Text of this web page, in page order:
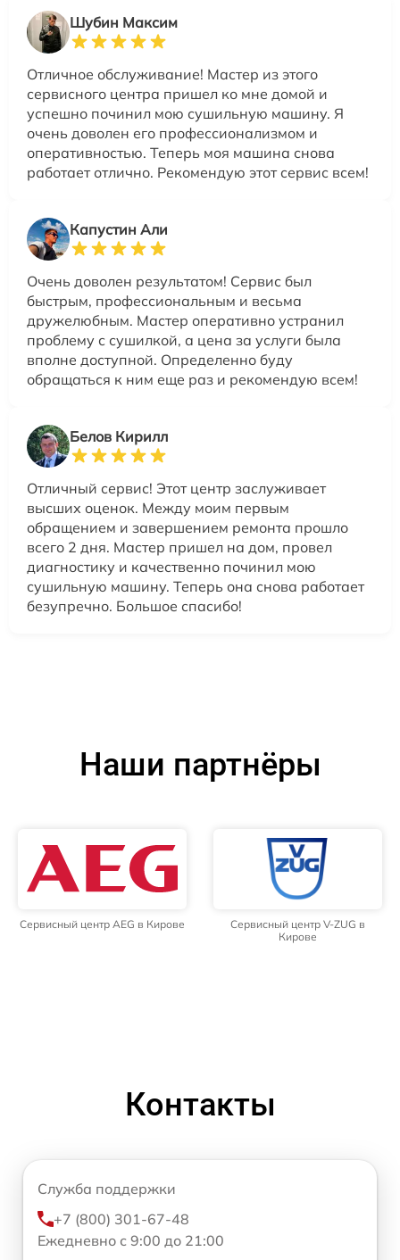
Шубин Максим
Отличное обслуживание! Мастер из этого
сервисного центра пришел ко мне домой и
успешно починил мою сушильную машину. Я
очень доволен его профессионализмом и
оперативностью. Теперь моя машина снова
работает отлично. Рекомендую этот сервис всем!
Капустин Али
Очень доволен результатом! Сервис был
быстрым, профессиональным и весьма
дружелюбным. Мастер оперативно устранил
проблему с сушилкой, а цена за услуги была
вполне доступной. Определенно буду
обращаться к ним еще раз и рекомендую всем!
Белов Кирилл
Отличный сервис! Этот центр заслуживает
высших оценок. Между моим первым
обращением и завершением ремонта прошло
всего 2 дня. Мастер пришел на дом, провел
диагностику и качественно починил мою
сушильную машину. Теперь она снова работает
безупречно. Большое спасибо!
Наши партнёры
Сервисный центр AEG в Кирове
Сервисный центр V-ZUG в
Кирове
Контакты
Служба поддержки
+7 (800) 301-67-48
Ежедневно с 9:00 до 21:00